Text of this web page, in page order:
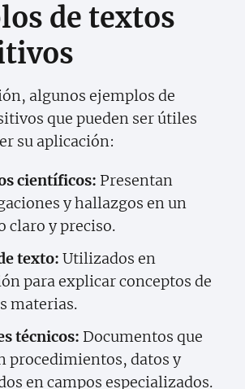
de textos
algunos ejemplos de
que pueden ser útiles
su aplicación:
científicos: Presentan
y hallazgos en un
claro y preciso.
texto: Utilizados en
para explicar conceptos de
materias.
técnicos: Documentos que
procedimientos, datos y
en campos especializados.